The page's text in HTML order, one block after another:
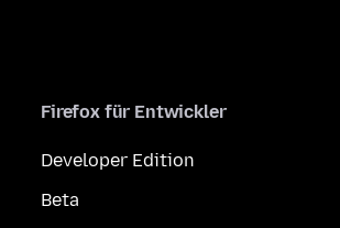
Firefox für Entwickler
Developer Edition
Beta